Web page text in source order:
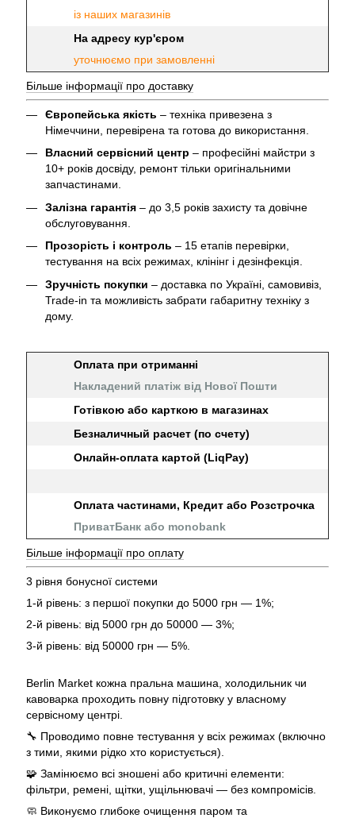
із наших магазинів
На адресу кур'єром
уточнюємо при замовленні
Більше інформації про доставку
Європейська якість – техніка привезена з
Німеччини, перевірена та готова до використання.
Власний сервісний центр – професійні майстри з
10+ років досвіду, ремонт тільки оригінальними
запчастинами.
Залізна гарантія – до 3,5 років захисту та довічне
обслуговування.
Прозорість і контроль – 15 етапів перевірки,
тестування на всіх режимах, клінінг і дезінфекція.
Зручність покупки – доставка по Україні, самовивіз,
Trade-in та можливість забрати габаритну техніку з
дому.
Оплата при отриманні
Накладений платіж від Нової Пошти
Готівкою або карткою в магазинах
Безналичный расчет (по счету)
Онлайн-оплата картой (LiqPay)
Оплата частинами, Кредит або Розстрочка
ПриватБанк або monobank
Більше інформації про оплату
3 рівня бонусної системи
1-й рівень: з першої покупки до 5000 грн — 1%;
2-й рівень: від 5000 грн до 50000 — 3%;
3-й рівень: від 50000 грн — 5%.
Berlin Market кожна пральна машина, холодильник чи
кавоварка проходить повну підготовку у власному
сервісному центрі.
🔧 Проводимо повне тестування у всіх режимах (включно
з тими, якими рідко хто користується).
🧩 Замінюємо всі зношені або критичні елементи:
фільтри, ремені, щітки, ущільнювачі — без компромісів.
🧼 Виконуємо глибоке очищення паром та